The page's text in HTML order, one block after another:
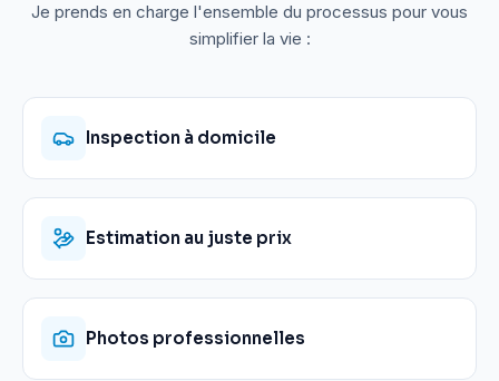
Je prends en charge l'ensemble du processus pour vous
simplifier la vie :
Inspection à domicile
Estimation au juste prix
Photos professionnelles